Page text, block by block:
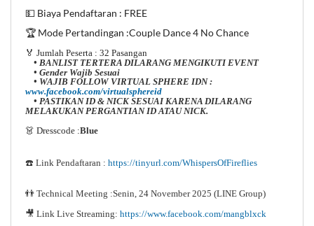
💵 Biaya Pendaftaran : FREE
🏆 Mode Pertandingan :Couple Dance 4 No Chance
🏅 Jumlah Peserta : 32 Pasangan
• BANLIST TERTERA DILARANG MENGIKUTI EVENT
• Gender Wajib Sesuai
• WAJIB FOLLOW VIRTUAL SPHERE IDN :
www.facebook.com/virtualsphereid
• PASTIKAN ID & NICK SESUAI KARENA DILARANG
MELAKUKAN PERGANTIAN ID ATAU NICK.
👗 Dresscode :Blue
☎️ Link Pendaftaran : https://tinyurl.com/WhispersOfFireflies
👬 Technical Meeting :Senin, 24 November 2025 (LINE Group)
🎥 Link Live Streaming: https://www.facebook.com/mangblxck